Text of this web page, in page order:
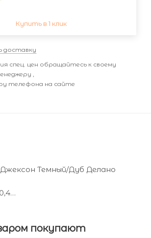
Купить в 1 клик
доставку
спец. цен обращайтесь к своему
,
телефона на сайте
Темный/Дуб Делано
покупают